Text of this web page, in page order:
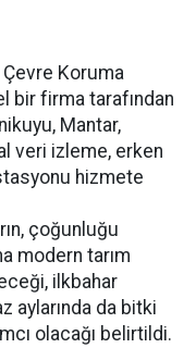
Çevre Koruma
bir firma tarafından
Mantar,
veri izleme, erken
hizmete
çoğunluğu
modern tarım
ilkbahar
aylarında da bitki
olacağı belirtildi.